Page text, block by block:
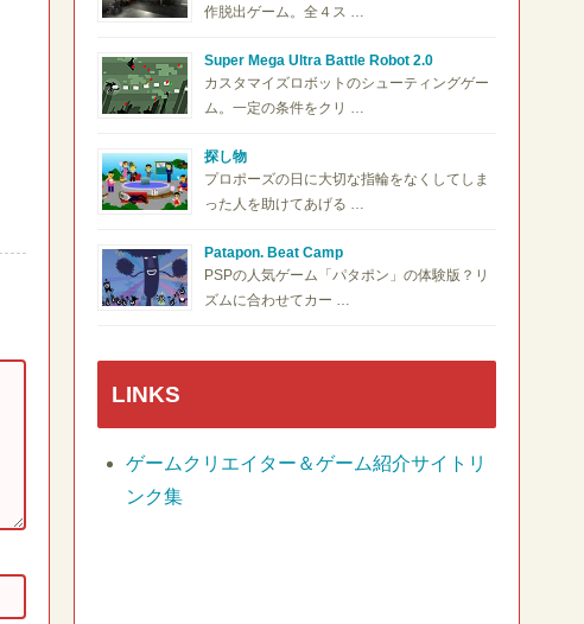
作脱出ゲーム。全４ス …
Super Mega Ultra Battle Robot 2.0
カスタマイズロボットのシューティングゲー
ム。一定の条件をクリ …
探し物
プロポーズの日に大切な指輪をなくしてしま
った人を助けてあげる …
Patapon. Beat Camp
PSPの人気ゲーム「パタポン」の体験版？リ
ズムに合わせてカー …
LINKS
ゲームクリエイター＆ゲーム紹介サイトリ
ンク集